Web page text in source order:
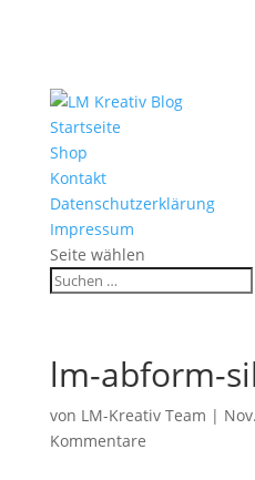
Startseite
Shop
Kontakt
Datenschutzerklärung
Impressum
Seite wählen
lm-abform-
von LM-Kreativ Team |
Kommentare